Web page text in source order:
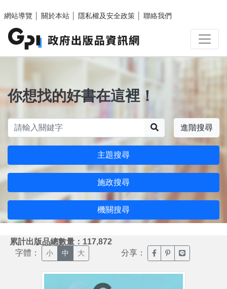
網站導覽
關於本站 隱私權及安全政策 聯絡我們
你想找的好書在這裡！
進階搜尋
主題搜尋
施政搜尋
機關搜尋
累計出版品總數量：117,872
字體： 小 中 大 分享： 臉書分享(另開新視窗)
噗浪分享(另開新
Line分享(另